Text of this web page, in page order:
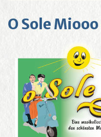
O Sole Miooo